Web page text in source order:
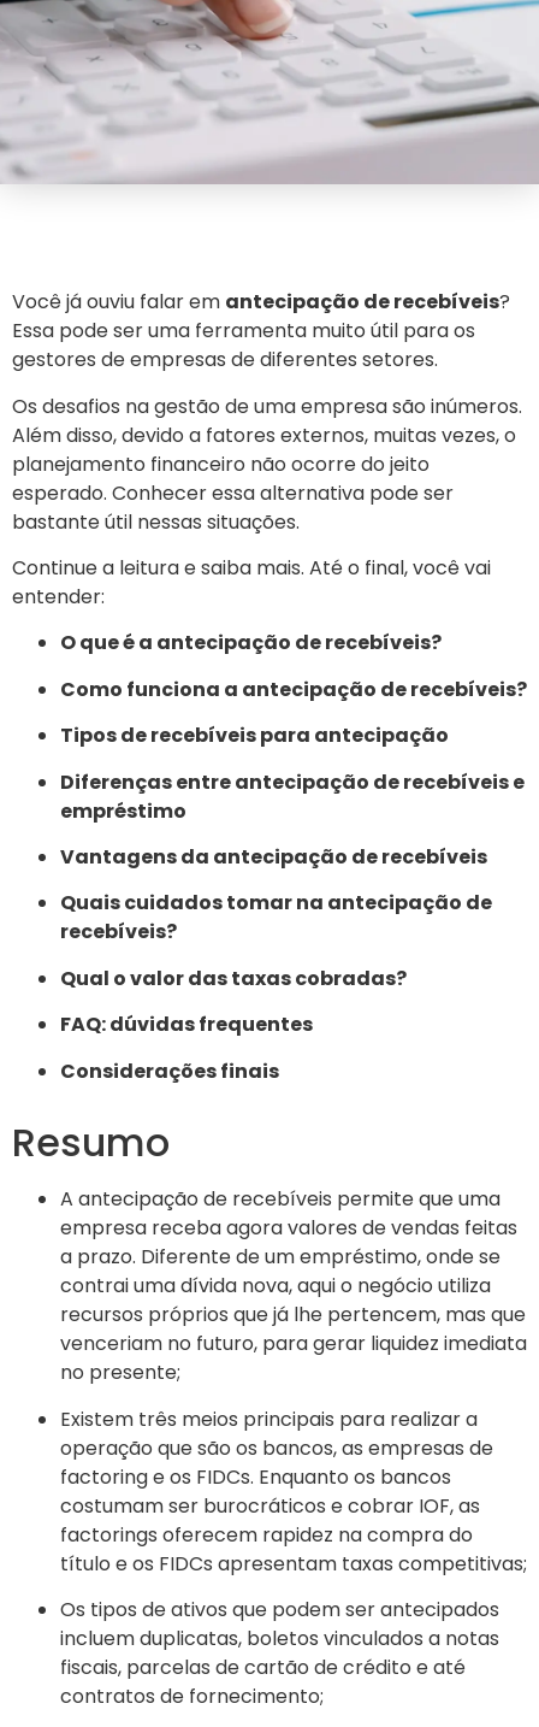
Você já ouviu falar em antecipação de recebíveis?
Essa pode ser uma ferramenta muito útil para os
gestores de empresas de diferentes setores.
Os desafios na gestão de uma empresa são inúmeros.
Além disso, devido a fatores externos, muitas vezes, o
planejamento financeiro não ocorre do jeito
esperado. Conhecer essa alternativa pode ser
bastante útil nessas situações.
Continue a leitura e saiba mais. Até o final, você vai
entender:
O que é a antecipação de recebíveis?
Como funciona a antecipação de recebíveis?
Tipos de recebíveis para antecipação
Diferenças entre antecipação de recebíveis e
empréstimo
Vantagens da antecipação de recebíveis
Quais cuidados tomar na antecipação de
recebíveis?
Qual o valor das taxas cobradas?
FAQ: dúvidas frequentes
Considerações finais
Resumo
A antecipação de recebíveis permite que uma
empresa receba agora valores de vendas feitas
a prazo. Diferente de um empréstimo, onde se
contrai uma dívida nova, aqui o negócio utiliza
recursos próprios que já lhe pertencem, mas que
venceriam no futuro, para gerar liquidez imediata
no presente;
Existem três meios principais para realizar a
operação que são os bancos, as empresas de
factoring e os FIDCs. Enquanto os bancos
costumam ser burocráticos e cobrar IOF, as
factorings oferecem rapidez na compra do
título e os FIDCs apresentam taxas competitivas;
Os tipos de ativos que podem ser antecipados
incluem duplicatas, boletos vinculados a notas
fiscais, parcelas de cartão de crédito e até
contratos de fornecimento;